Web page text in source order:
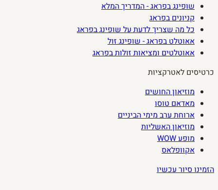
שופינג בפראג - המדריך המלא
קניונים בפראג
כל מה שצריך לדעת על שופינג בפראג
אאוטלט בפראג - שופינג זול
אאוטלטים ומציאות זולות בפראג
כרטיסים לאטרקציות
מוזיאון החושים
מאדאם טוסו
ארוחת ערב מימי הביניים
מוזיאון האשליות
מופע WOW
אקוופלאס
הזמינו סיור עכשיו